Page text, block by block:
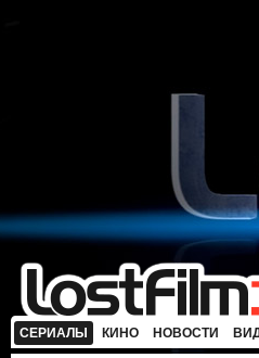
СЕРИАЛЫ КИНО НОВОСТИ